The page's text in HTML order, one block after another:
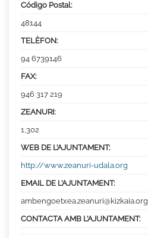
Código Postal:
48144
TELÈFON:
94 6739146
FAX:
946 317 219
ZEANURI:
1,302
WEB DE L’AJUNTAMENT:
http://www.zeanuri-udala.org
EMAIL DE L’AJUNTAMENT:
ambengoetxea.zeanuri@kizkaia.org
CONTACTA AMB L’AJUNTAMENT: